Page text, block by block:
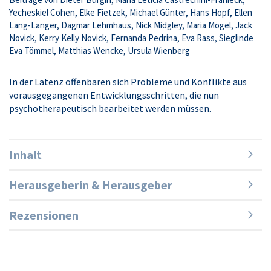
Yecheskiel Cohen, Elke Fietzek, Michael Günter, Hans Hopf, Ellen
Lang-Langer, Dagmar Lehmhaus, Nick Midgley, Maria Mögel, Jack
Novick, Kerry Kelly Novick, Fernanda Pedrina, Eva Rass, Sieglinde
Eva Tömmel, Matthias Wencke, Ursula Wienberg
In der Latenz offenbaren sich Probleme und Konflikte aus
vorausgegangenen Entwicklungsschritten, die nun
psychotherapeutisch bearbeitet werden müssen.
Inhalt
Herausgeberin & Herausgeber
Rezensionen